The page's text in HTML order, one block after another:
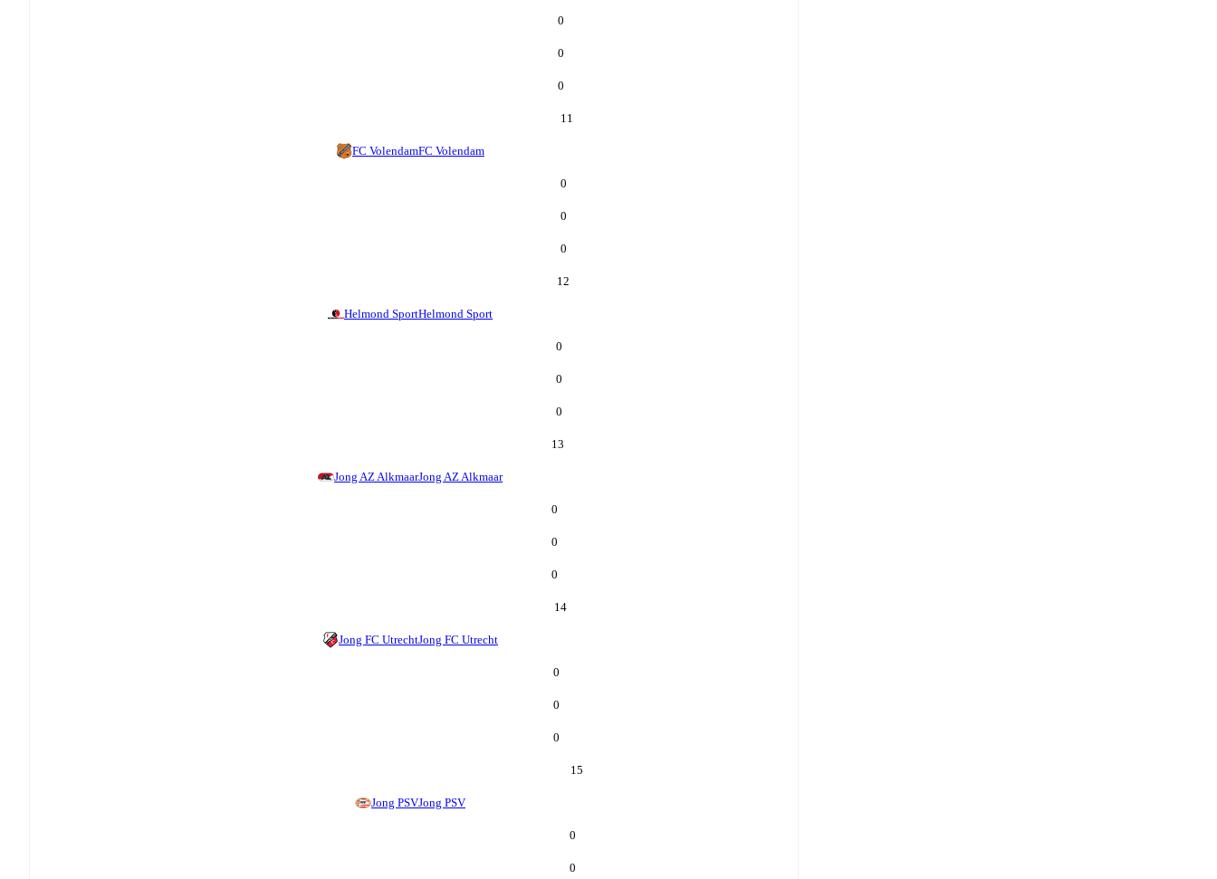
0
0
0
11
FC VolendamFC Volendam
0
0
0
12
Helmond SportHelmond Sport
0
0
0
13
Jong AZ AlkmaarJong AZ Alkmaar
0
0
0
14
Jong FC UtrechtJong FC Utrecht
0
0
0
15
Jong PSVJong PSV
0
0